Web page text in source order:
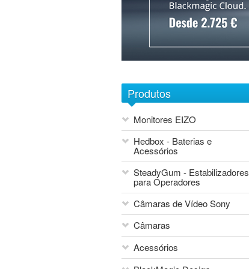
Produtos
Monitores EIZO
Hedbox - Baterias e
Acessórios
SteadyGum - Estabilizadores
para Operadores
Câmaras de Vídeo Sony
Câmaras
Blackmagic Design
Acessórios